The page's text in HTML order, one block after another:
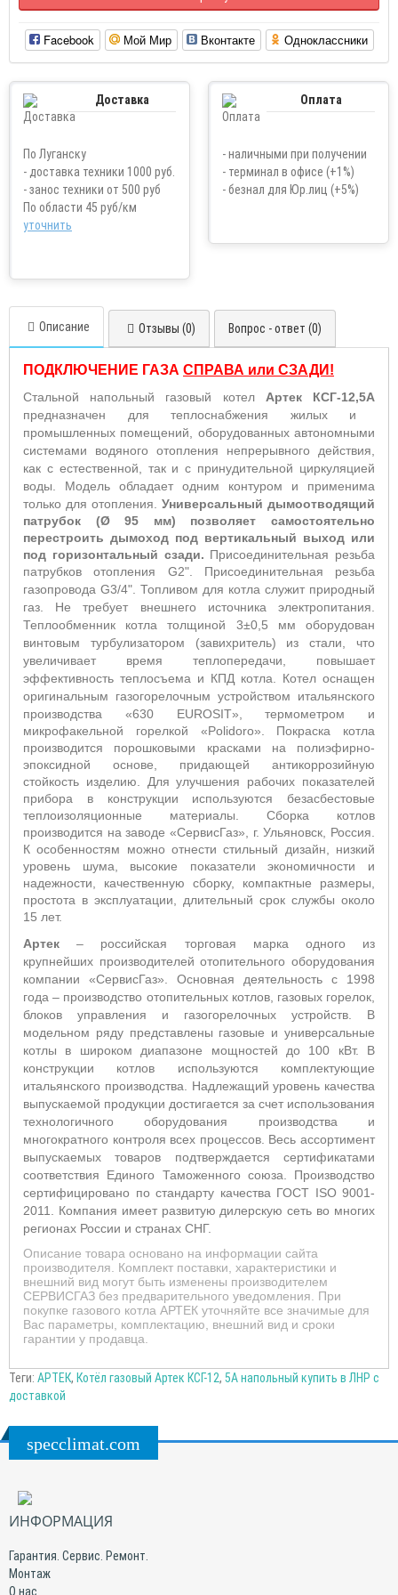
Facebook Мой Мир Вконтакте Одноклассники
Доставка
По Луганску
- доставка техники 1000 руб.
- занос техники от 500 руб
По области 45 руб/км
уточнить
Оплата
- наличными при получении
- терминал в офисе (+1%)
- безнал для Юр.лиц (+5%)
Описание Отзывы (0) Вопрос - ответ (0)
ПОДКЛЮЧЕНИЕ ГАЗА СПРАВА или СЗАДИ !
Стальной напольный газовый котел Артек КСГ-12,5А
предназначен для теплоснабжения жилых и
промышленных помещений, оборудованных автономными
системами водяного отопления непрерывного действия,
как с естественной, так и с принудительной циркуляцией
воды. Модель обладает одним контуром и применима
только для отопления. Универсальный дымоотводящий
патрубок (Ø 95 мм) позволяет самостоятельно
перестроить дымоход под вертикальный выход или
под горизонтальный сзади. Присоединительная резьба
патрубков отопления G2". Присоединительная резьба
газопровода G3/4". Топливом для котла служит природный
газ. Не требует внешнего источника электропитания.
Теплообменник котла толщиной 3±0,5 мм оборудован
винтовым турбулизатором (завихритель) из стали, что
увеличивает время теплопередачи, повышает
эффективность теплосъема и КПД котла. Котел оснащен
оригинальным газогорелочным устройством итальянского
производства «630 EUROSIT», термометром и
микрофакельной горелкой «Polidoro». Покраска котла
производится порошковыми красками на полиэфирно-
эпоксидной основе, придающей антикоррозийную
стойкость изделию. Для улучшения рабочих показателей
прибора в конструкции используются безасбестовые
теплоизоляционные материалы. Сборка котлов
производится на заводе «СервисГаз», г. Ульяновск, Россия.
К особенностям можно отнести стильный дизайн, низкий
уровень шума, высокие показатели экономичности и
надежности, качественную сборку, компактные размеры,
простота в эксплуатации, длительный срок службы около
15 лет.
Артек – российская торговая марка одного из
крупнейших производителей отопительного оборудования
компании «СервисГаз». Основная деятельность с 1998
года – производство отопительных котлов, газовых горелок,
блоков управления и газогорелочных устройств. В
модельном ряду представлены газовые и универсальные
котлы в широком диапазоне мощностей до 100 кВт. В
конструкции котлов используются комплектующие
итальянского производства. Надлежащий уровень качества
выпускаемой продукции достигается за счет использования
технологичного оборудования производства и
многократного контроля всех процессов. Весь ассортимент
выпускаемых товаров подтверждается сертификатами
соответствия Единого Таможенного союза. Производство
сертифицировано по стандарту качества ГОСТ ISO 9001-
2011. Компания имеет развитую дилерскую сеть во многих
регионах России и странах СНГ.
Описание товара основано на информации сайта
производителя. Комплект поставки, характеристики и
внешний вид могут быть изменены производителем
СЕРВИСГАЗ без предварительного уведомления. При
покупке газового котла АРТЕК уточняйте все значимые для
Вас параметры, комплектацию, внешний вид и сроки
гарантии у продавца.
Теги: АРТЕК, Котёл газовый Артек КСГ-12, 5А напольный купить в ЛНР с
доставкой
specclimat.com
ИНФОРМАЦИЯ
Гарантия. Сервис. Ремонт.
Монтаж
О нас